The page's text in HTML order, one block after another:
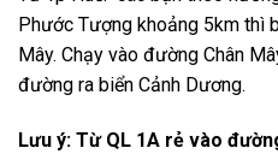
Phước Tượng khoảng 5km thì
Mây. Chạy vào đường Chân
đường ra biển Cảnh Dương.
Lưu ý: Từ QL 1A rẻ vào